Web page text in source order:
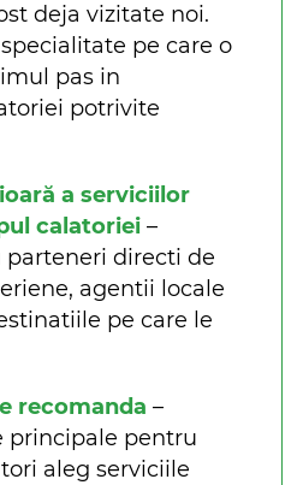
deja vizitate noi.
pe care o
pas in
potrivite
a serviciilor
calatoriei –
parteneri directi de
agentii locale
pe care le
recomanda –
principale pentru
aleg serviciile